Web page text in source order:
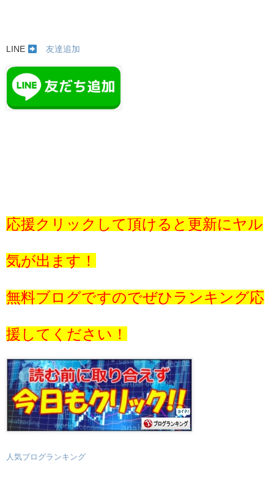
LINE 友達追加
応援クリックして頂けると更新にヤル
気が出ます！
無料ブログですのでぜひランキング応
援してください！
人気ブログランキング